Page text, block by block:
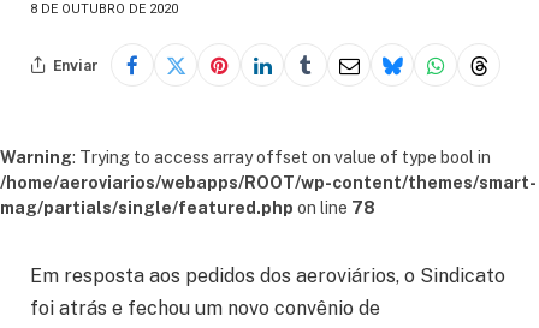
8 DE OUTUBRO DE 2020
Enviar
Warning: Trying to access array offset on value of type bool in
/home/aeroviarios/webapps/ROOT/wp-content/themes/smart-
mag/partials/single/featured.php on line 78
Em resposta aos pedidos dos aeroviários, o Sindicato
foi atrás e fechou um novo convênio de